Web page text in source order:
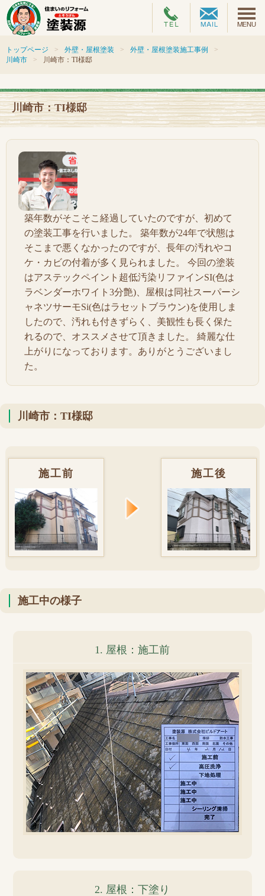
トップページ 外壁・屋根塗装
外壁・屋根塗装施工事例
川崎市
川崎市：TI様邸
川崎市：TI様邸
築年数がそこそこ経過していたのですが、初めて
の塗装工事を行いました。 築年数が24年で状態は
そこまで悪くなかったのですが、長年の汚れやコ
ケ・カビの付着が多く見られました。 今回の塗装
はアステックペイント超低汚染リファインSI(色は
ラベンダーホワイト3分艶)、屋根は同社スーパーシ
ャネツサーモSi(色はラセットブラウン)を使用しま
したので、汚れも付きずらく、美観性も長く保た
れるので、オススメさせて頂きました。 綺麗な仕
上がりになっております。ありがとうございまし
た。
川崎市：TI様邸
施工前 施工後
施工中の様子
1. 屋根：施工前
2. 屋根：下塗り